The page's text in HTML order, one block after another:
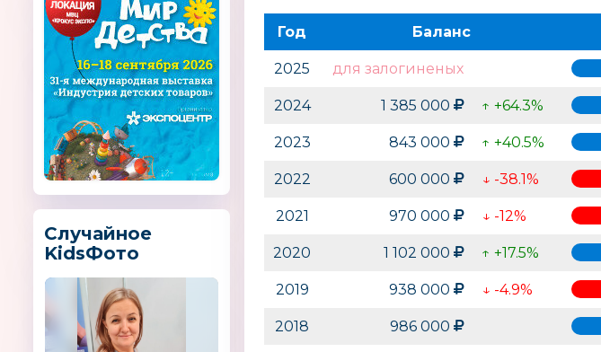
Случайное
KidsФото
Год Баланс
2025 для залогиненых
2024 1 385 000 ↑ +64.3%
2023 843 000 ↑ +40.5%
2022 600 000 ↓ -38.1%
2021 970 000 ↓ -12%
2020 1 102 000 ↑ +17.5%
2019 938 000 ↓ -4.9%
2018 986 000